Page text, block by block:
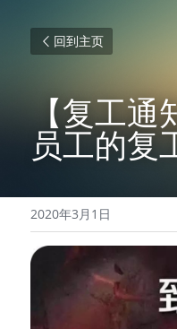
回到主页
【复工通
员工的复
2020年3月1日